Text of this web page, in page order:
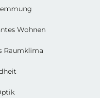
Wohnen
Raumklima